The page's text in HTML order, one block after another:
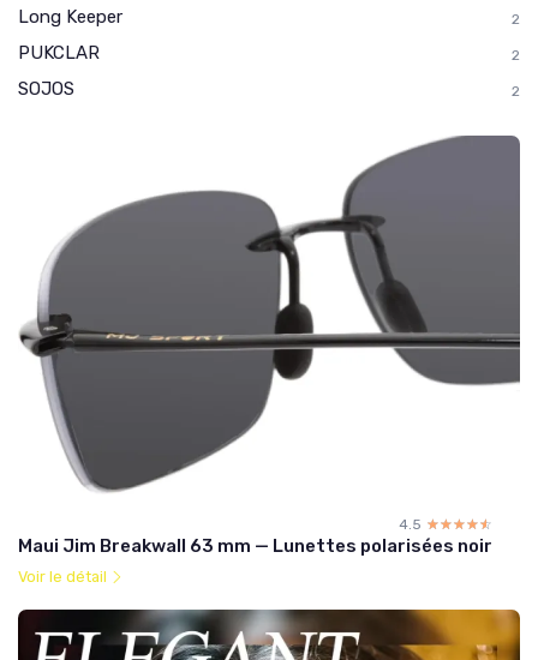
Long Keeper 2
PUKCLAR 2
SOJOS 2
4.5 ☆☆☆☆☆
★★★★★
Maui Jim Breakwall 63 mm — Lunettes polarisées noir
Voir le détail